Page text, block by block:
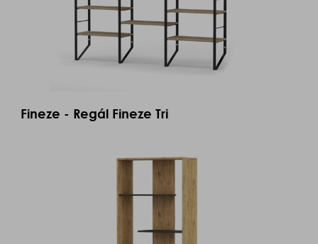
Fineze - Regál Fineze Tri